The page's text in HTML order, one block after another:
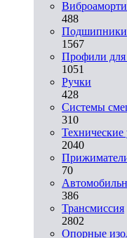
488
Подшипники
1567
Профили для
1051
Ручки
428
Системы
310
2040
70
386
Трансмиссия
2802
Опорные